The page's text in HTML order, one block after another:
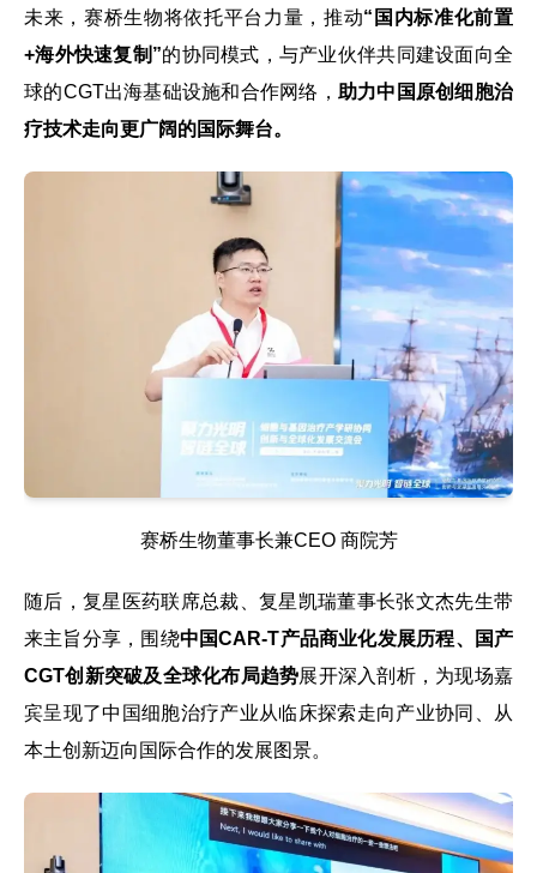
未来，赛桥生物将依托平台力量，推动“国内标准化前置
+海外快速复制”的协同模式，与产业伙伴共同建设面向全
球的CGT出海基础设施和合作网络， 助力中国原创细胞治
疗技术走向更广阔的国际舞台。
赛桥生物董事长兼CEO 商院芳
随后，复星医药联席总裁、复星凯瑞董事长张文杰先生带
来主旨分享，围绕中国CAR-T产品商业化发展历程、国产
CGT创新突破及全球化布局趋势展开深入剖析，为现场嘉
宾呈现了中国细胞治疗产业从临床探索走向产业协同、从
本土创新迈向国际合作的发展图景。